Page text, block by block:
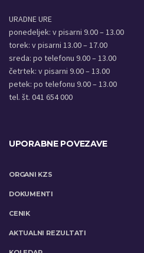
URADNE URE
ponedeljek: v pisarni 9.00 – 13.00
torek: v pisarni 13.00 – 17.00
sreda: po telefonu 9.00 – 13.00
četrtek: v pisarni 9.00 – 13.00
petek: po telefonu 9.00 – 13.00
tel. št. 041 654 000
UPORABNE POVEZAVE
ORGANI KZS
DOKUMENTI
CENIK
AKTUALNI REZULTATI